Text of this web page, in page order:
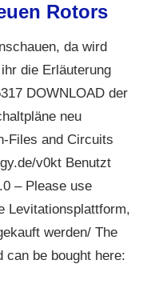
Rotors
da wird
die Erläuterung
DOWNLOAD der
neu
Files and Circuits
v0kt Benutzt
– Please use
Levitationsplattform,
werden/ The
can be bought here: